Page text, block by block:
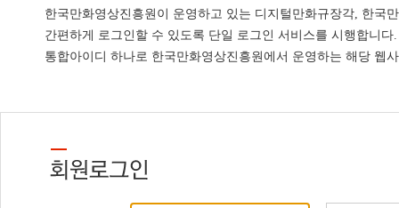
한국만화영상진흥원이 운영하고 있는 디지털만화규장각, 한국
간편하게 로그인할 수 있도록 단일 로그인 서비스를 시행합니다.
통합아이디 하나로 한국만화영상진흥원에서 운영하는 해당 웹